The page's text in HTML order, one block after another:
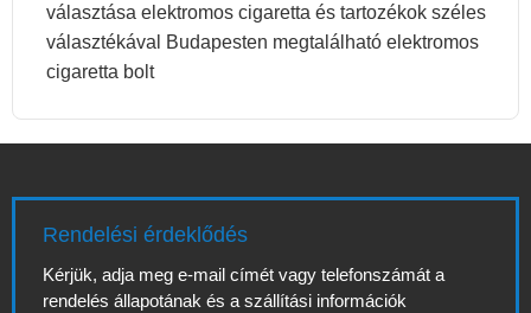
választása elektromos cigaretta és tartozékok széles
választékával Budapesten megtalálható elektromos
cigaretta bolt
Rendelési érdeklődés
Kérjük, adja meg e-mail címét vagy telefonszámát a
rendelés állapotának és a szállítási információk